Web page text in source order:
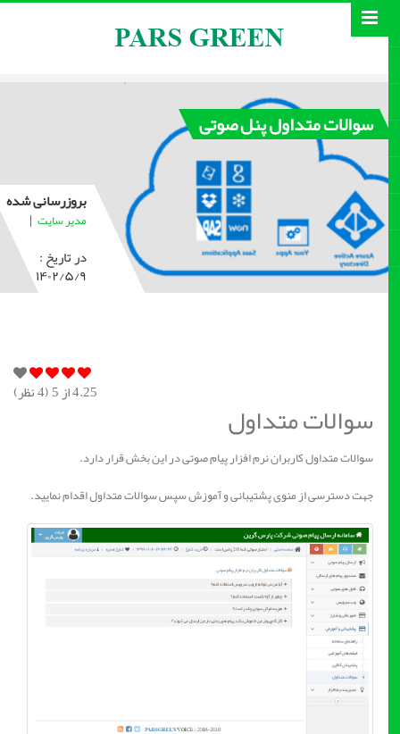
سوالات متداول پنل صوتی
بروزرسانی شده
مدیر سایت |
در تاریخ :
۱۴۰۲/۵/۹
4.25از 5 ( 4نظر)
سوالات متداول
سوالات متداول کاربران نرم افزار پیام صوتی در این بخش قرار دارد.
جهت دسترسی از منوی پشتیبانی و آموزش سپس سوالات متداول اقدام نمایید.